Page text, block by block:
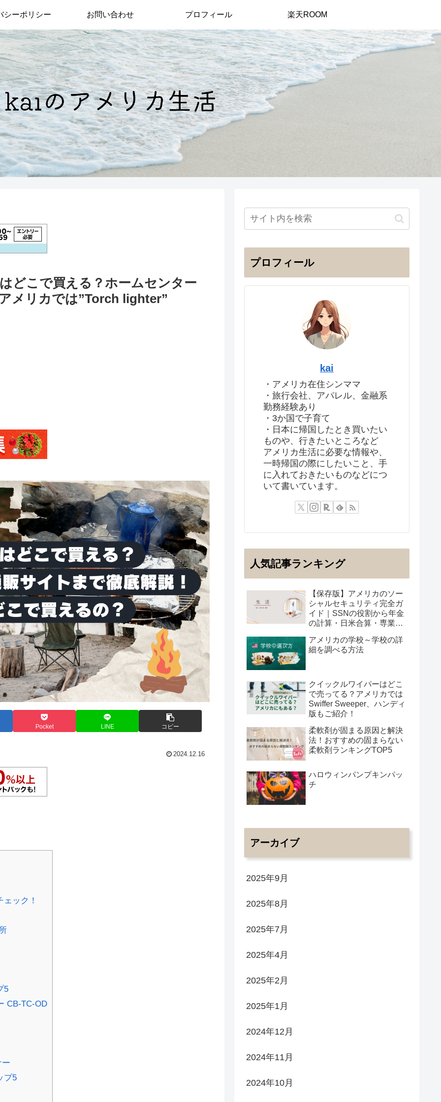
シーポリシー お問い合わせ プロフィール 楽天ROOM
どこで買える？ホームセンター
メリカでは”Torch lighter”
Pocket LINE コピー
2024.12.16
ック！
5
CB-TC-OD
プ5
プロフィール
kai
・アメリカ在住シンママ
・旅行会社、アパレル、金融系
勤務経験あり
・3か国で子育て
・日本に帰国したとき買いたい
ものや、行きたいところなど
アメリカ生活に必要な情報や、
一時帰国の際にしたいこと、手
に入れておきたいものなどにつ
いて書いています。
人気記事ランキング
【保存版】アメリカのソー
シャルセキュリティ完全ガ
イド｜SSNの役割から年金
の計算・日米合算・専業主
アメリカの学校～学校の詳
細を調べる方法
クイックルワイパーはどこ
で売ってる？アメリカでは
Swiffer Sweeper、ハンディ
版もご紹介！
柔軟剤が固まる原因と解決
法！おすすめの固まらない
柔軟剤ランキングTOP5
ハロウィンパンプキンパッ
チ
アーカイブ
2025年9月
2025年8月
2025年7月
2025年4月
2025年2月
2025年1月
2024年12月
2024年11月
2024年10月